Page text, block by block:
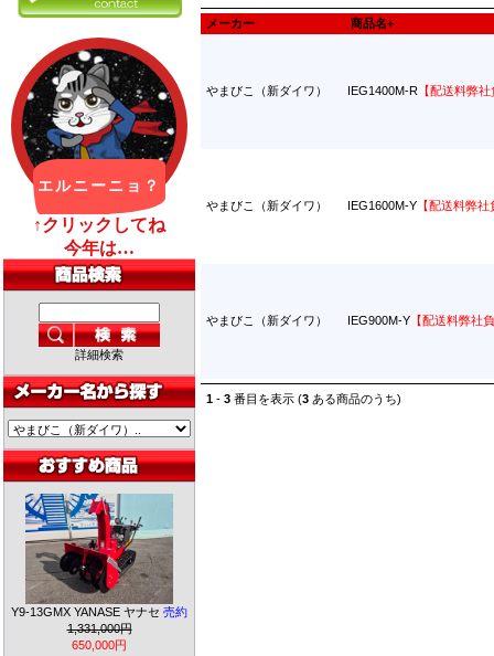
詳細検索
Y9-13GMX YANASE ヤナセ 売約
1,331,000円
650,000円
メーカー 商品名+
やまびこ（新ダイワ） IEG1400M-R 【配送料弊
やまびこ（新ダイワ） IEG1600M-Y 【配送料弊
やまびこ（新ダイワ） IEG900M-Y 【配送料弊社
1 - 3 番目を表示 (3 ある商品のうち)